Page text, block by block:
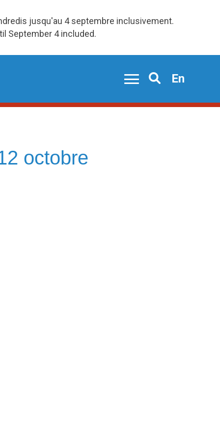
jusqu'au 4 septembre inclusivement.
September 4 included.
Search
En
octobre